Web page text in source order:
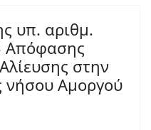
υπ. αριθμ.
Απόφασης
στην
νήσου Αμοργού